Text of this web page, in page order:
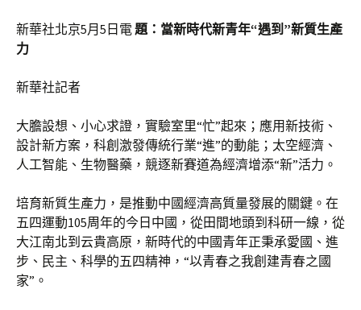
新華社北京5月5日電題：當新時代新青年“遇到”新質生產
力
新華社記者
大膽設想、小心求證，實驗室里“忙”起來；應用新技術、
設計新方案，科創激發傳統行業“進”的動能；太空經濟、
人工智能、生物醫藥，競逐新賽道為經濟增添“新”活力。
培育新質生產力，是推動中國經濟高質量發展的關鍵。在
五四運動105周年的今日中國，從田間地頭到科研一線，從
大江南北到云貴高原，新時代的中國青年正秉承愛國、進
步、民主、科學的五四精神，“以青春之我創建青春之國
家”。